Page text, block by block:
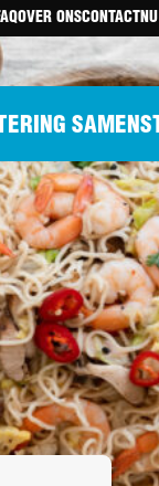
OVER ONSCONTACT